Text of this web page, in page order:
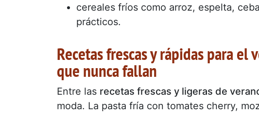
cereales fríos como arroz, espelta,
prácticos.
Recetas frescas y rápidas para
que nunca fallan
Entre las recetas frescas y ligeras de
moda. La pasta fría con tomates cherry,